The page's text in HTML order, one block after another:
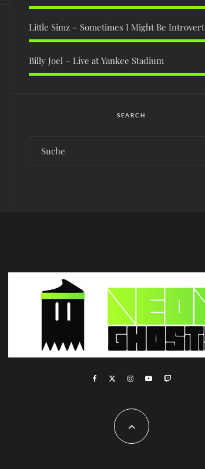
Little Simz – Sometimes I Might Be Introvert
Billy Joel – Live at Yankee Stadium
SEARCH